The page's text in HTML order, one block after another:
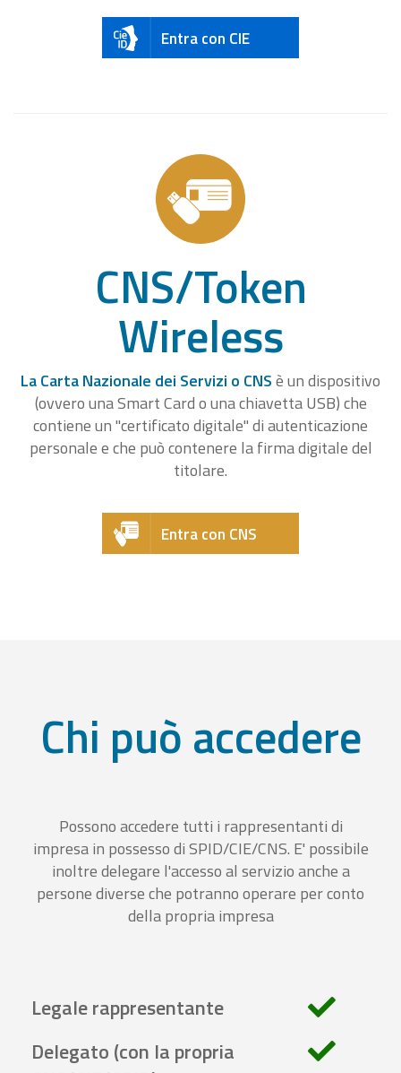
Entra con CIE
CNS/Token
Wireless
La Carta Nazionale dei Servizi o CNSè un dispositivo
(ovvero una Smart Card o una chiavetta USB) che
contiene un "certificato digitale" di autenticazione
personale e che può contenere la firma digitale del
titolare.
Entra con CNS
Chi può accedere
Possono accedere tutti i rappresentanti di
impresa in possesso di SPID/CIE/CNS. E' possibile
inoltre delegare l'accesso al servizio anche a
persone diverse che potranno operare per conto
della propria impresa
Legale rappresentante
Delegato (con la propria